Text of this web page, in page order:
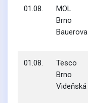
01.08.
MOL
Brno
Bauerova
01.08.
Tesco
Brno
Videňská